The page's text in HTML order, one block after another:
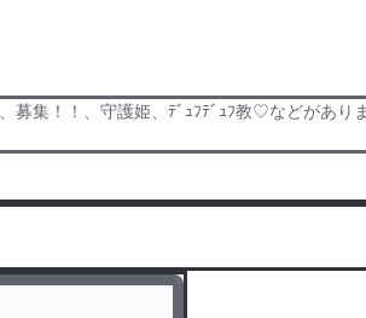
集！！、守護姫、ﾃﾞｭﾌﾃﾞｭﾌ教♡などがあり